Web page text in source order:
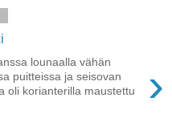
›
lounaalla vähän
puitteissa ja seisovan
oli korianterilla maustettu